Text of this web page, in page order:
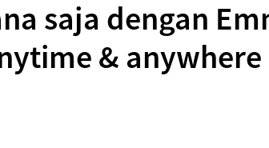
saja dengan
&